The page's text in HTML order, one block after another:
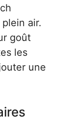
air.
goût
les
une